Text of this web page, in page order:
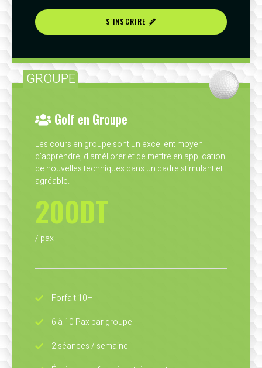
S'INSCRIRE
GROUPE
Golf en Groupe
Les cours en groupe sont un excellent moyen
d’apprendre, d'améliorer et de mettre en application
de nouvelles techniques dans un cadre stimulant et
agréable.
200DT
/ pax
Forfait 10H
6 à 10 Pax par groupe
2 séances / semaine